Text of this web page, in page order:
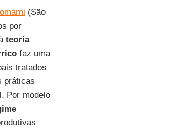
(São
por
teoria
faz uma
tratados
práticas
Por modelo